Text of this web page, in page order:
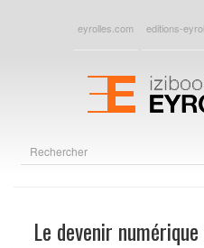
eyrolles.com editions-
Le devenir